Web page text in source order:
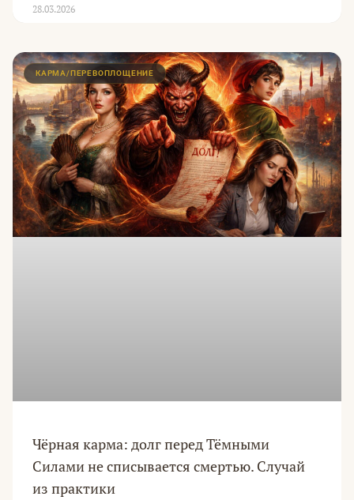
28.03.2026
КАРМА/ПЕРЕВОПЛОЩЕНИЕ
Чёрная карма: долг перед Тёмными
Силами не списывается смертью. Случай
из практики